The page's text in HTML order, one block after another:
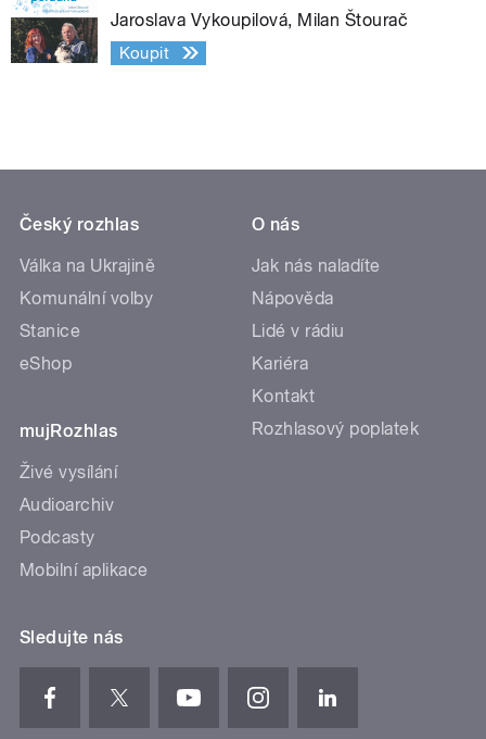
Jaroslava Vykoupilová, Milan Štourač
Koupit
Český rozhlas
Válka na Ukrajině
Komunální volby
Stanice
eShop
mujRozhlas
Živé vysílání
Audioarchiv
Podcasty
Mobilní aplikace
O nás
Jak nás naladíte
Nápověda
Lidé v rádiu
Kariéra
Kontakt
Rozhlasový poplatek
Sledujte nás